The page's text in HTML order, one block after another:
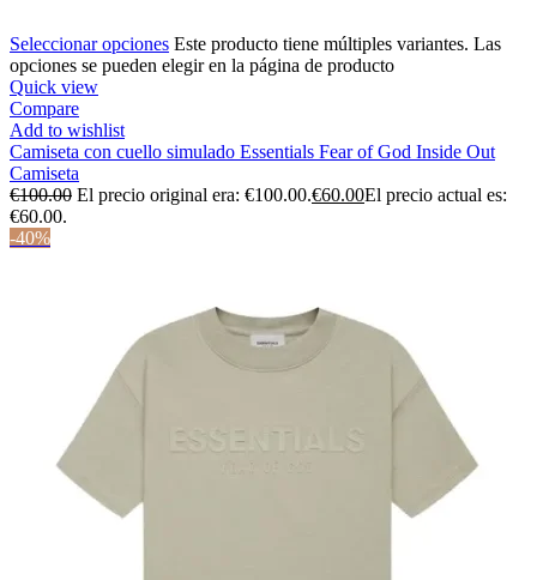
Seleccionar opciones Este producto tiene múltiples variantes. Las
opciones se pueden elegir en la página de producto
Quick view
Compare
Add to wishlist
Camiseta con cuello simulado Essentials Fear of God Inside Out
Camiseta
€100.00 El precio original era: €100.00.€60.00El precio actual es:
€60.00.
-40%